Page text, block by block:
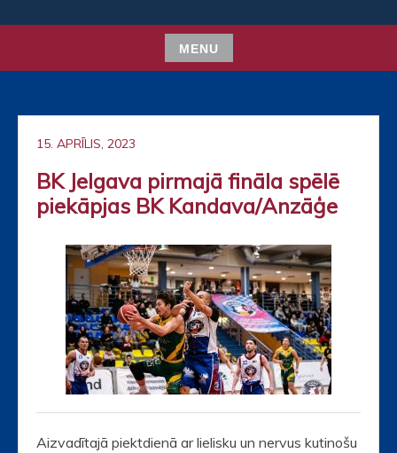
MENU
Skip
content
15. APRĪLIS, 2023
BK Jelgava pirmajā fināla spēlē
piekāpjas BK Kandava/Anzāģe
Aizvadītajā piektdienā ar lielisku un nervus kutinošu